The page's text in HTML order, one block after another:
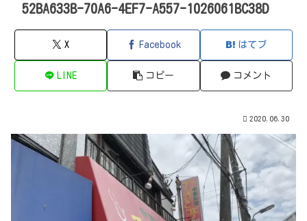
52BA633B-70A6-4EF7-A557-1026061BC38D
X Facebook はてブ
LINE コピー コメント
2020.06.30